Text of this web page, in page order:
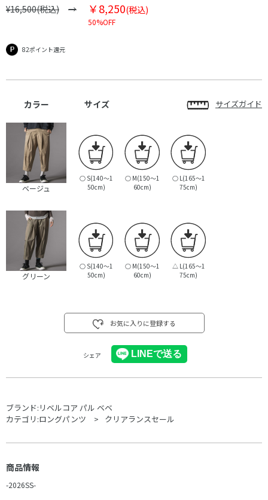
¥16,500(税込) ￥8,250(税込)
50%OFF
82ポイント還元
カラー サイズ サイズガイド
ベージュ
○ S(140～1
50cm)
○ M(150～1
60cm)
○ L(165～1
75cm)
グリーン
○ S(140～1
50cm)
○ M(150～1
60cm)
△ L(165～1
75cm)
お気に入りに登録する
シェア
ブランド: リベルコア パル ベベ
カテゴリ:ロングパンツ クリアランスセール
商品情報
-2026SS-